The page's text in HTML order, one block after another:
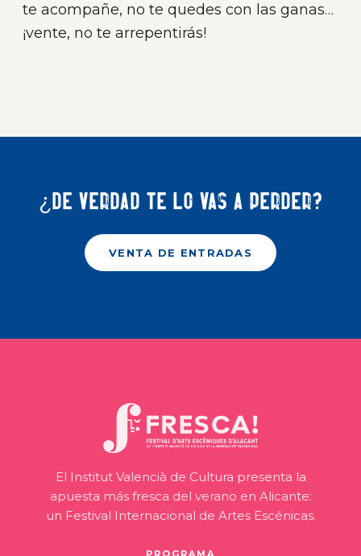
te acompañe, no te quedes con las ganas…
¡vente, no te arrepentirás!
¿De verdad te lo vas a perder?
VENTA DE ENTRADAS
El Institut Valencià de Cultura presenta la
apuesta más fresca del verano en Alicante:
un Festival Internacional de Artes Escénicas.
PROGRAMA